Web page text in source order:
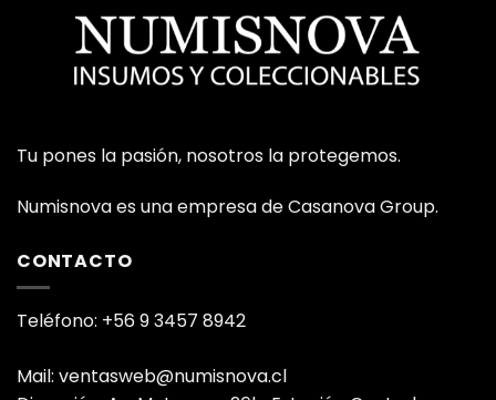
Tu pones la pasión, nosotros la protegemos.
Numisnova es una empresa de Casanova Group.
CONTACTO
Teléfono: +56 9 3457 8942
Mail: ventasweb@numisnova.cl